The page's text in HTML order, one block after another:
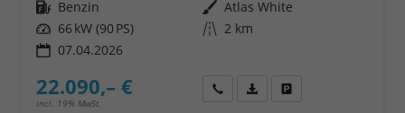
Kraftstoff Benzin Außenfarbe Atlas White
Leistung 66 kW (90 PS) Kilometerstand 2 km
07.04.2026
22.090,– €
incl. 19% MwSt.
Wir rufen Sie anFahrzeugexposé (PDF)